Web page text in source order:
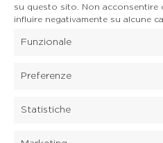
su questo sito. Non acconsentire
influire negativamente su alcune
Funzionale
Preferenze
Statistiche
Tel. 0436 4127
E-mail. pieve@dolomitica.it
S. Stefano di Cadore
32045 S. Stefano di Cadore -